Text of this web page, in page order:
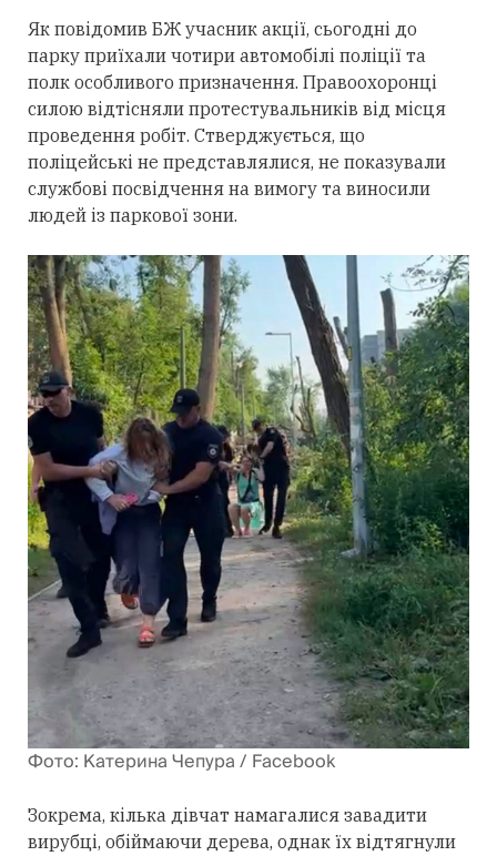
Як повідомив БЖ учасник акції, сьогодні до
парку приїхали чотири автомобілі поліції та
полк особливого призначення. Правоохоронці
силою відтісняли протестувальників від місця
проведення робіт. Стверджується, що
поліцейські не представлялися, не показували
службові посвідчення на вимогу та виносили
людей із паркової зони.
Фото: Катерина Чепура / Facebook
Зокрема, кілька дівчат намагалися завадити
вирубці, обіймаючи дерева, однак їх відтягнули